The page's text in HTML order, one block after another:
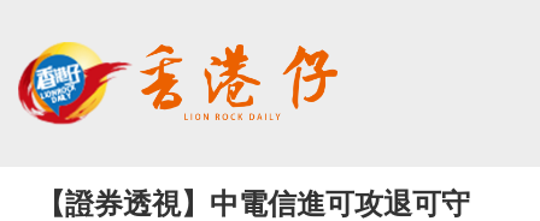
【證券透視】中電信進可攻退可守